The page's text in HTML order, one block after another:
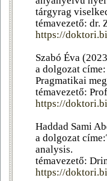
tárgyrag
témavezető: dr.
https://
Szabó Éva
a dolgozat
Pragmatikai
témavezető:
https://
Haddad Sami
a dolgozat
analysis.
témavezető:
https://